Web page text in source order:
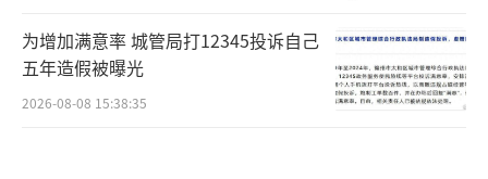
据官员声称：“他们（俄罗斯军队）已经
做好了充分的准备，如果他们得到命令，现在
为增加满意率 城管局打12345投诉自己
五年造假被曝光
2026-08-08 15:38:35